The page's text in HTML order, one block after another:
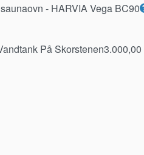
- HARVIA Vega BC90
På Skorstenen3.000,00